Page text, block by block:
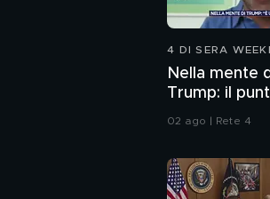
4 DI SERA
Nella mente
Trump: il
dello
02 ago | Rete 4